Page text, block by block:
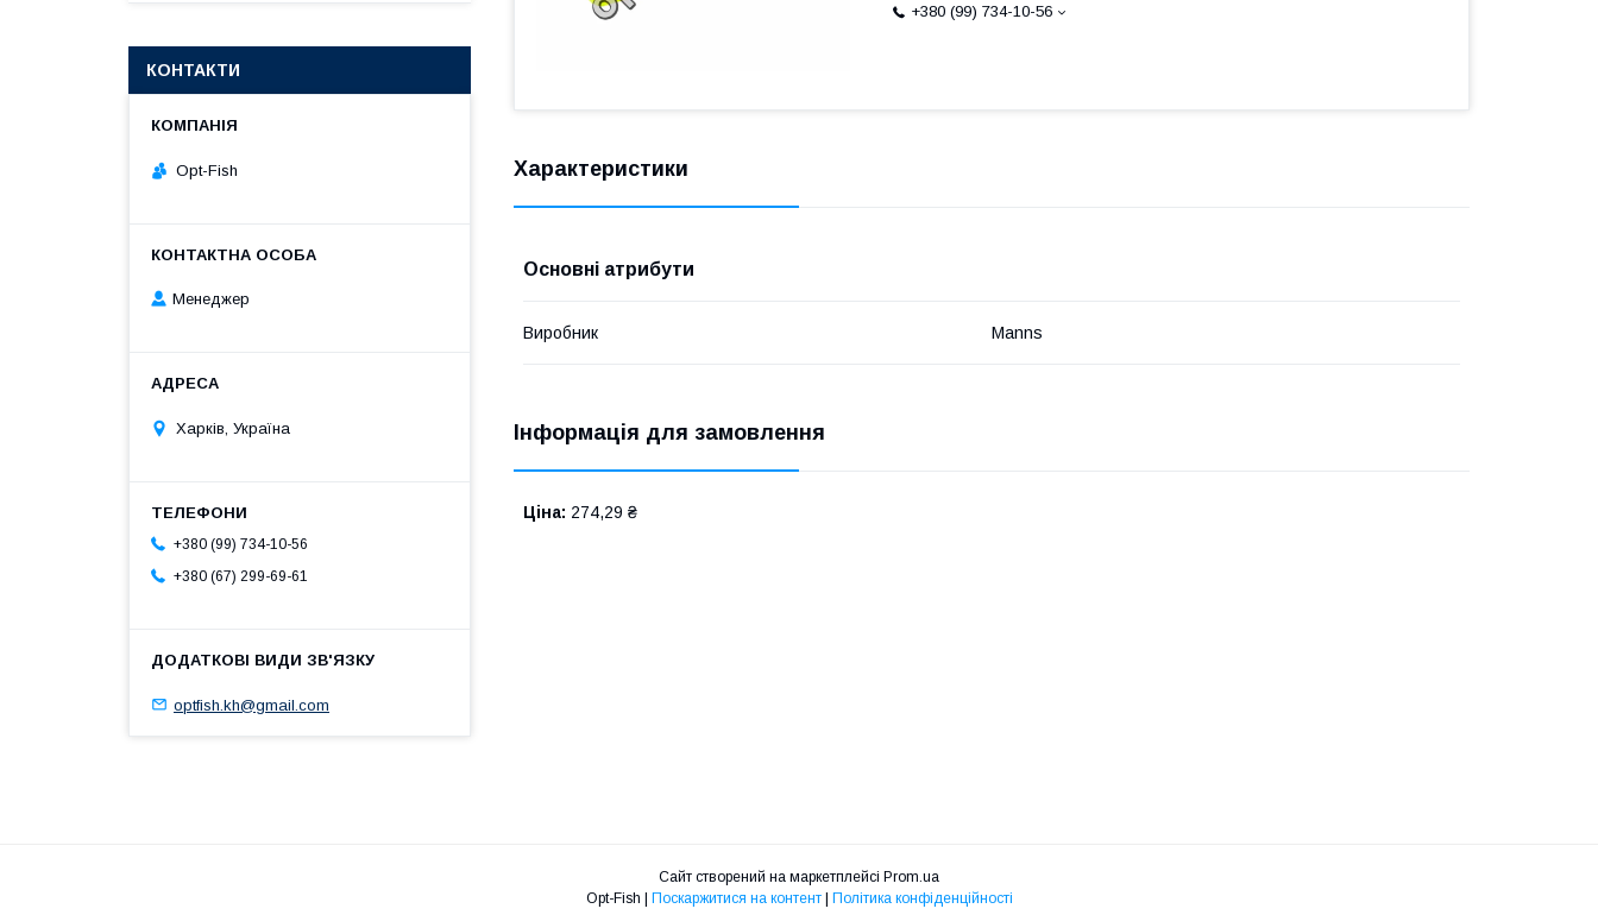
+380 (99) 734-10-56
Характеристики
Основні атрибути
Виробник Manns
Інформація для замовлення
Ціна: 274,29 ₴
КОНТАКТИ
Opt-Fish
Менеджер
Харків, Україна
+380 (99) 734-10-56
+380 (67) 299-69-61
optfish.kh@gmail.com
Сайт створений на маркетплейсі Prom.ua
Поскаржитися на контент Політика конфіденційності